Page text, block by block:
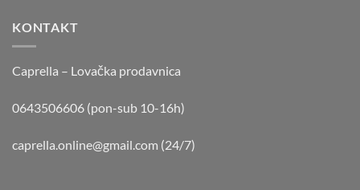
KONTAKT
Caprella – Lovačka prodavnica
0643506606 (pon-sub 10-16h)
caprella.online@gmail.com (24/7)